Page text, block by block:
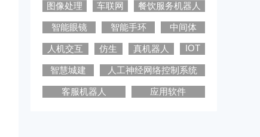
图像处理 车联网 餐饮服务机器人
智能眼镜 智能手环 中间体
人机交互 仿生 真机器人 IOT
智慧城建 人工神经网络控制系统
客服机器人 应用软件